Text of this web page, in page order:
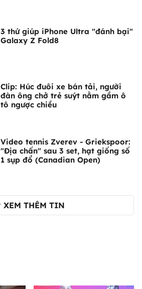
3 thứ giúp iPhone Ultra "đánh bại"
Galaxy Z Fold8
Clip: Húc đuôi xe bán tải, người
đàn ông chở trẻ suýt nằm gầm ô
tô ngược chiều
Video tennis Zverev - Griekspoor:
"Địa chấn" sau 3 set, hạt giống số
1 sụp đổ (Canadian Open)
XEM THÊM TIN